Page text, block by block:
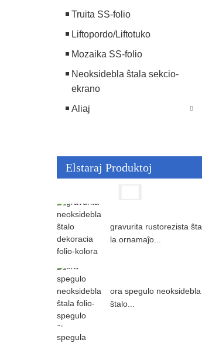
Truita SS-folio
Liftopordo/Liftotuko
Mozaika SS-folio
Neoksidebla ŝtala sekcio-
ekrano
Aliaj
Elstaraj Produktoj
gravurita rustorezista ŝta
la ornamaĵo...
ora spegulo neoksidebla
ŝtalo...